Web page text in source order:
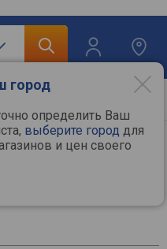
город
определить Ваш
выберите город для
и цен своего
/Встраиваемая
Samsung